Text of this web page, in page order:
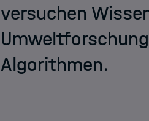
versuchen
Algorithmen.